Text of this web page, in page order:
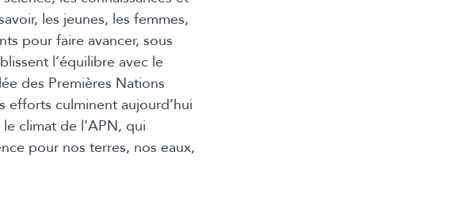
les jeunes, les femmes,
pour faire avancer, sous
l’équilibre avec le
des Premières Nations
efforts culminent aujourd’hui
climat de l’APN, qui
pour nos terres, nos eaux,